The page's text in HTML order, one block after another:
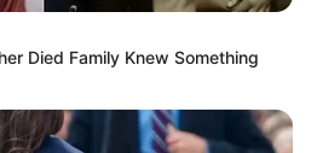
Died Family Knew Something